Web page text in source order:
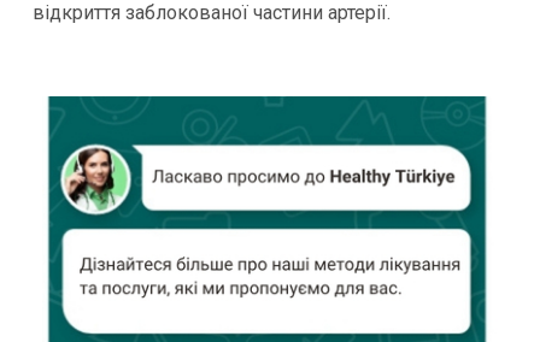
відкриття заблокованої частини артерії.